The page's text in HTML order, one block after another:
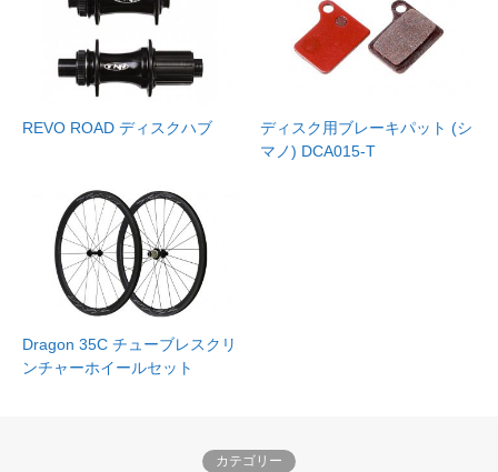
REVO ROAD ディスクハブ
ディスク用ブレーキパット (シ
マノ) DCA015-T
Dragon 35C チューブレスクリ
ンチャーホイールセット
カテゴリー